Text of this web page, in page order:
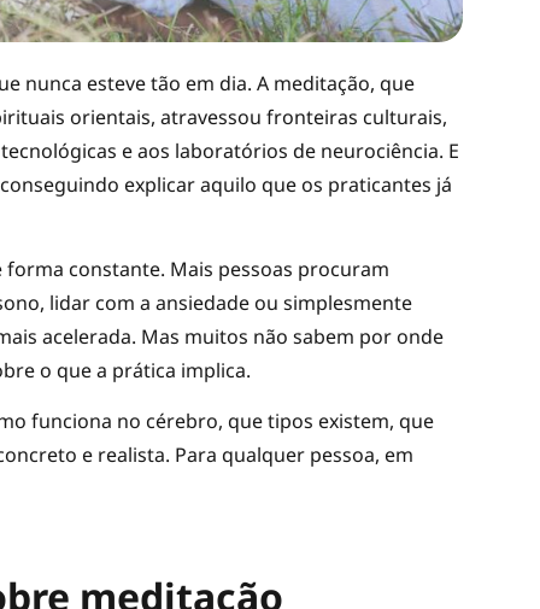
nunca esteve tão em dia. A meditação, que
orientais, atravessou fronteiras culturais,
e aos laboratórios de neurociência. E
explicar aquilo que os praticantes já
constante. Mais pessoas procuram
lidar com a ansiedade ou simplesmente
acelerada. Mas muitos não sabem por onde
o que a prática implica.
funciona no cérebro, que tipos existem, que
e realista. Para qualquer pessoa, em
meditação